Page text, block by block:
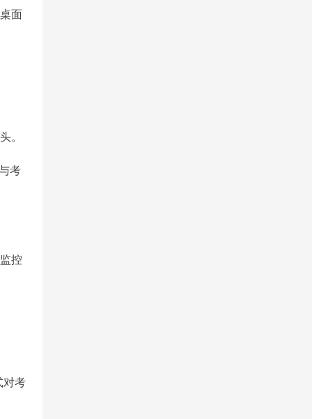
面
。
考
控
对考